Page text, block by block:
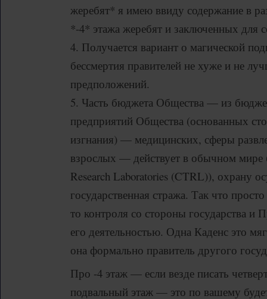
жеребят* я имею ввиду содержание в
*-4* этажа жеребят и заключенных для
4. Получается вариант о магической
бессмертия правителей не хуже и не
предположений.
5. Часть бюджета Общества — из
предприятий Общества (основанных
изгнания) — медицинских, сферы
взрослых — действует в обычном мире
Research Laboratories (CTRL)), охрану
государственная стража. Так что
то контроля со стороны государства и
его деятельностью. Одна Каденс это
она формально правитель другого
Про -4 этаж — если везде писать
подвальный этаж — это по вашему